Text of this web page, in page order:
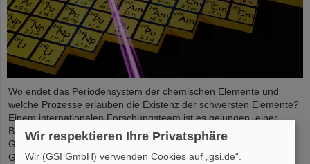
Wo endet das Periodensystem der chemischen Elemente und
welche Prozesse erlauben die Existenz der schwersten Elemente?
Einem internationalen Forschungsteam ist es gelungen, einer
Beantwortung näher zu kommen und mit Messungen an der
GSI/FAIR-Beschleunigeranlage und in Laboren der Johannes
Gutenberg-Universität Mainz einen Einblick in die Struktur von
Wir respektieren Ihre Privatsphäre
Wir (GSI GmbH) verwenden Cookies auf „gsi.de“.